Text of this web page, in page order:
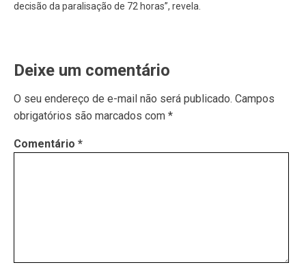
decisão da paralisação de 72 horas”, revela.
Deixe um comentário
O seu endereço de e-mail não será publicado. Campos
obrigatórios são marcados com *
Comentário *